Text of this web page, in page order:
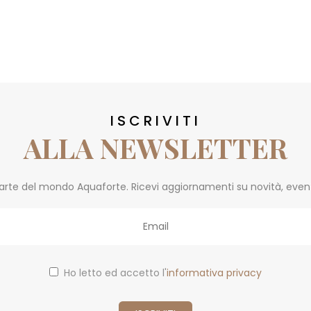
ISCRIVITI
ALLA NEWSLETTER
del mondo Aquaforte. Ricevi aggiornamenti su novità,
Ho letto ed accetto l'informativa privacy